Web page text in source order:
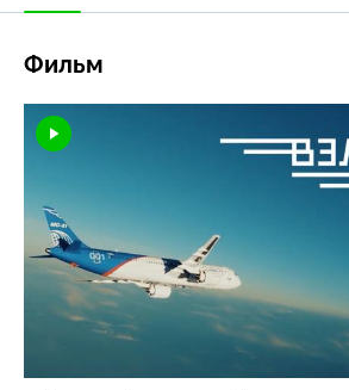
Фильм